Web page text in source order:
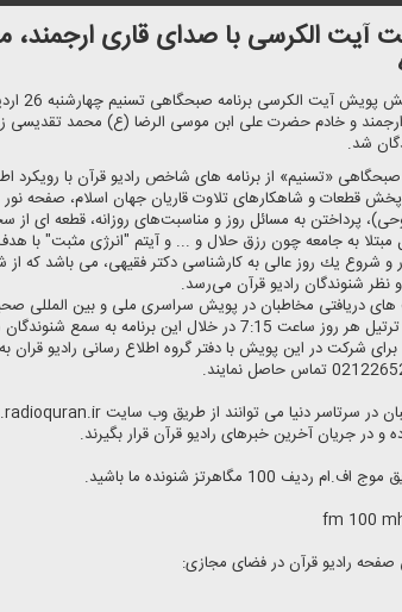
آیت الكرسی با صدای قاری
و خادم حضرت علی ابن موسی الرضا (ع) محمد تقدیسی
شد.
«تسنیم» از برنامه های شاخص رادیو قرآن با رویكرد
قطعات و شاهكارهای تلاوت قاریان جهان اسلام، صفحه نور
پرداختن به مسائل روز و مناسبت‌های روزانه، قطعه ای از
مبتلا به جامعه چون رزق حلال و ... و آیتم "انرژی مثبت" با
و شروع یك روز عالی به كارشناسی دكتر فقیهی، می باشد كه از
نظر شنوندگان رادیو قرآن می‌رسد.
های دریافتی مخاطبان در پویش سراسری ملی و بین المللی
شیوه ترتیل هر روز ساعت 7:15 در خلال این برنامه به
برای شركت در این پویش با دفتر گروه اطلاع رسانی رادیو قران
تماس حاصل نمایند.
و در جریان آخرین خبرهای رادیو قرآن قرار بگیرند.
ردیف 100 مگاهرتز شنونده ما باشید.
رادیو قرآن در فضای مجازی: